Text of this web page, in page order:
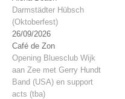
Darmstädter Hübsch
(Oktoberfest)
26/09/2026
Café de Zon
Opening Bluesclub Wijk
aan Zee met Gerry Hundt
Band (USA) en support
acts (tba)